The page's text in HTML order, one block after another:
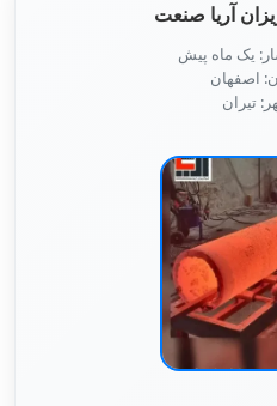
آریا صنعت
یک ماه پیش
اصفهان
تیران